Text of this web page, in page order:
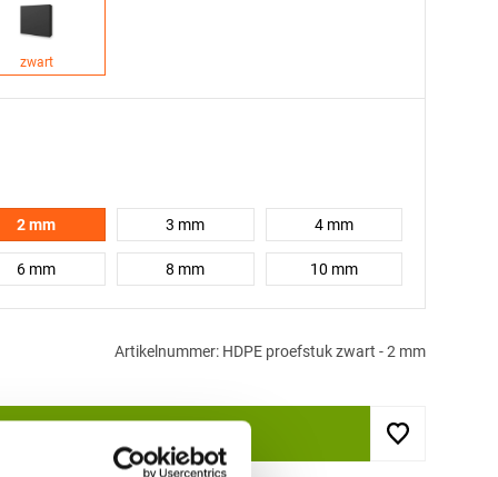
zwart
2 mm 3 mm 4 mm
6 mm 8 mm 10 mm
Artikelnummer: HDPE proefstuk zwart - 2 mm